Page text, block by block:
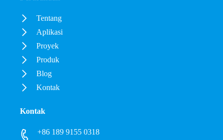
Tentang
Aplikasi
Proyek
Produk
Blog
Kontak
Kontak
+86 189 9155 0318